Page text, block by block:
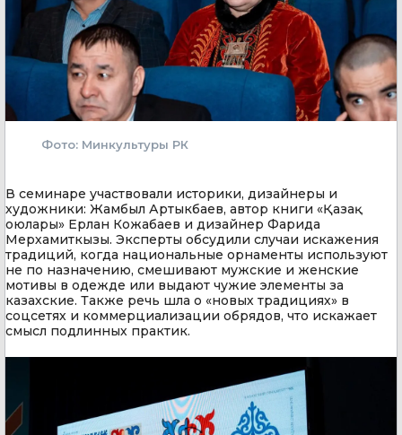
Фото: Минкультуры РК
В семинаре участвовали историки, дизайнеры и
художники: Жамбыл Артыкбаев, автор книги «Қазақ
оюлары» Ерлан Кожабаев и дизайнер Фарида
Мерхамиткызы. Эксперты обсудили случаи искажения
традиций, когда национальные орнаменты используют
не по назначению, смешивают мужские и женские
мотивы в одежде или выдают чужие элементы за
казахские. Также речь шла о «новых традициях» в
соцсетях и коммерциализации обрядов, что искажает
смысл подлинных практик.